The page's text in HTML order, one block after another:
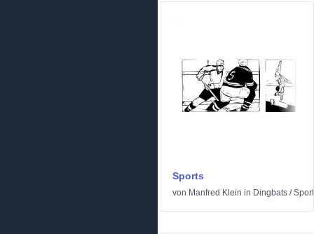
Sports
von Manfred Klein in Dingbats /Sport